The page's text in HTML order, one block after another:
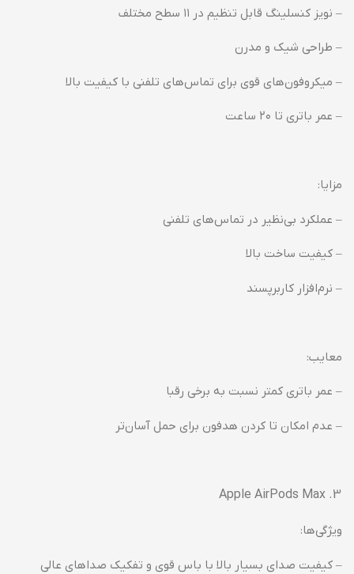
– نویز کنسلینگ قابل تنظیم در ۱۱ سطح مختلف
– طراحی شیک و مدرن
– میکروفون‌های قوی برای تماس‌های تلفنی با کیفیت بالا
– عمر باتری تا ۲۰ ساعت
مزایا:
– عملکرد بی‌نظیر در تماس‌های تلفنی
– کیفیت ساخت بالا
– نرم‌افزار کاربرپسند
معایب:
– عمر باتری کمتر نسبت به برخی رقبا
– عدم امکان تا کردن هدفون برای حمل آسان‌تر
Apple AirPods Max
ویژگی‌ها:
– کیفیت صدای بسیار بالا با باس قوی و تفکیک صداهای عالی